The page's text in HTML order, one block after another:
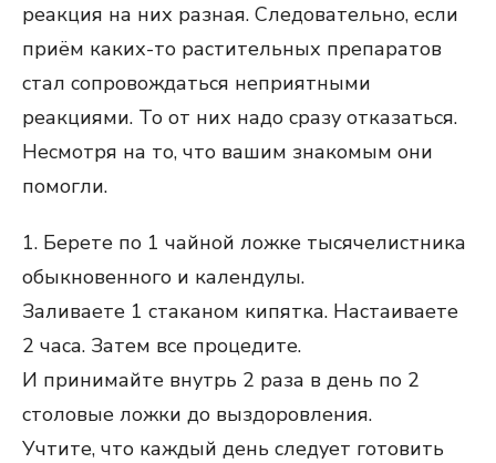
реакция на них разная. Следовательно, если
приём каких-то растительных препаратов
стал сопровождаться неприятными
реакциями. То от них надо сразу отказаться.
Несмотря на то, что вашим знакомым они
помогли.
1. Берете по 1 чайной ложке тысячелистника
обыкновенного и календулы.
Заливаете 1 стаканом кипятка. Настаиваете
2 часа. Затем все процедите.
И принимайте внутрь 2 раза в день по 2
столовые ложки до выздоровления.
Учтите, что каждый день следует готовить